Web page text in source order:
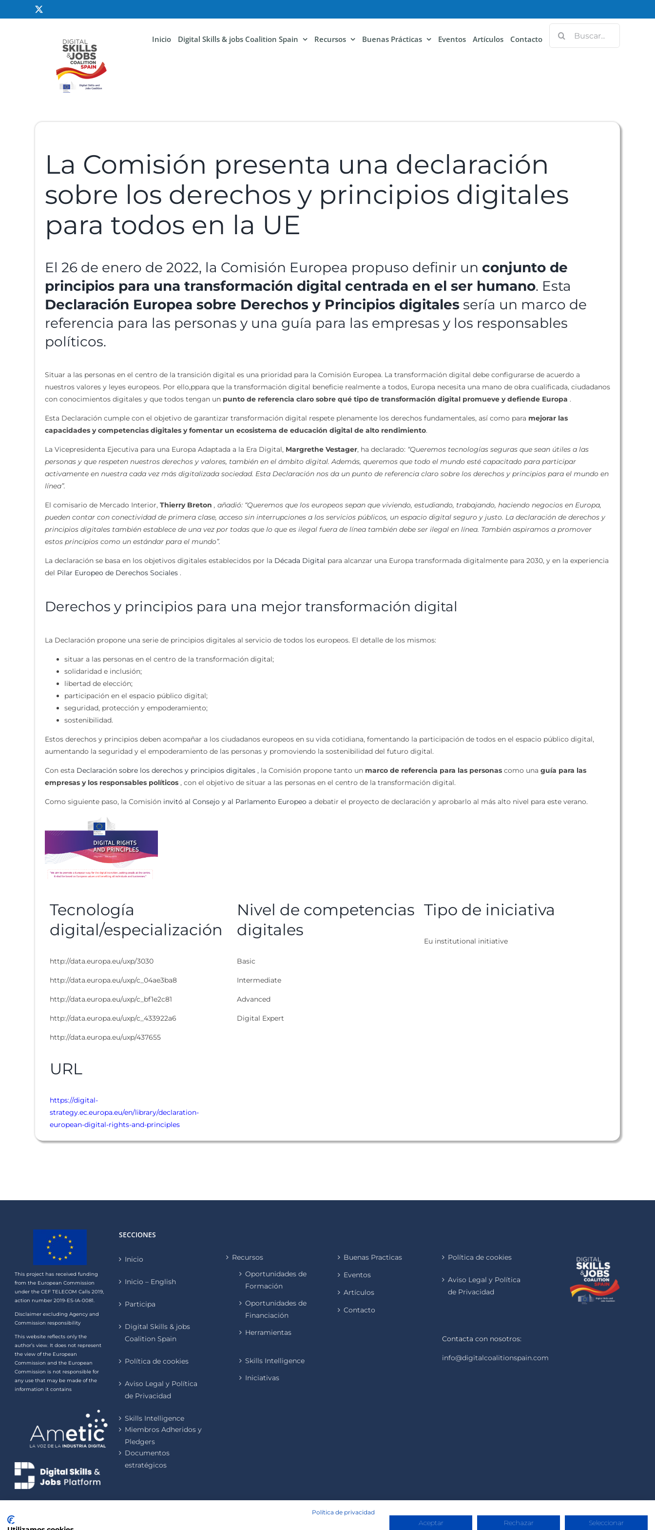
Inicio Digital Skills & jobs Coalition Spain Recursos Buenas Prácticas Eventos Artículos Contacto
La Comisión presenta una declaración
sobre los derechos y principios digitales
para todos en la UE
El 26 de enero de 2022, la Comisión Europea propuso definir un conjunto de
principios para una transformación digital centrada en el ser humano. Esta
Declaración Europea sobre Derechos y Principios digitales sería un marco de
referencia para las personas y una guía para las empresas y los responsables
políticos.
Situar a las personas en el centro de la transición digital es una prioridad para la Comisión Europea. La transformación digital debe configurarse de acuerdo a
nuestros valores y leyes europeos. Por ello,ppara que la transformación digital beneficie realmente a todos, Europa necesita una mano de obra cualificada, ciudadanos
con conocimientos digitales y que todos tengan un punto de referencia claro sobre qué tipo de transformación digital promueve y defiende Europa .
Esta Declaración cumple con el objetivo de garantizar transformación digital respete plenamente los derechos fundamentales, así como para mejorar las
capacidades y competencias digitales y fomentar un ecosistema de educación digital de alto rendimiento.
La Vicepresidenta Ejecutiva para una Europa Adaptada a la Era Digital, Margrethe Vestager, ha declarado: “Queremos tecnologías seguras que sean útiles a las
personas y que respeten nuestros derechos y valores, también en el ámbito digital. Además, queremos que todo el mundo esté capacitado para participar
activamente en nuestra cada vez más digitalizada sociedad. Esta Declaración nos da un punto de referencia claro sobre los derechos y principios para el mundo en
línea”.
El comisario de Mercado Interior, Thierry Breton , añadió: “Queremos que los europeos sepan que viviendo, estudiando, trabajando, haciendo negocios en Europa,
pueden contar con conectividad de primera clase, acceso sin interrupciones a los servicios públicos, un espacio digital seguro y justo. La declaración de derechos y
principios digitales también establece de una vez por todas que lo que es ilegal fuera de línea también debe ser ilegal en línea. También aspiramos a promover
estos principios como un estándar para el mundo”.
La declaración se basa en los objetivos digitales establecidos por la Década Digital para alcanzar una Europa transformada digitalmente para 2030, y en la experiencia
del Pilar Europeo de Derechos Sociales .
Derechos y principios para una mejor transformación digital
La Declaración propone una serie de principios digitales al servicio de todos los europeos. El detalle de los mismos:
situar a las personas en el centro de la transformación digital;
solidaridad e inclusión;
libertad de elección;
participación en el espacio público digital;
seguridad, protección y empoderamiento;
sostenibilidad.
Estos derechos y principios deben acompañar a los ciudadanos europeos en su vida cotidiana, fomentando la participación de todos en el espacio público digital,
aumentando la seguridad y el empoderamiento de las personas y promoviendo la sostenibilidad del futuro digital.
Con esta Declaración sobre los derechos y principios digitales , la Comisión propone tanto un marco de referencia para las personas como una guía para las
empresas y los responsables políticos , con el objetivo de situar a las personas en el centro de la transformación digital.
Como siguiente paso, la Comisión invitó al Consejo y al Parlamento Europeo a debatir el proyecto de declaración y aprobarlo al más alto nivel para este verano.
Tecnología
digital/especialización
http://data.europa.eu/uxp/3030
http://data.europa.eu/uxp/c_04ae3ba8
http://data.europa.eu/uxp/c_bf1e2c81
http://data.europa.eu/uxp/c_433922a6
http://data.europa.eu/uxp/437655
Nivel de competencias
digitales
Basic
Intermediate
Advanced
Digital Expert
Tipo de iniciativa
Eu institutional initiative
URL
https://digital-
strategy.ec.europa.eu/en/library/declaration-
european-digital-rights-and-principles
This project has received funding
from the European Commission
under the CEF TELECOM Calls 2019,
action number 2019-ES-IA-0081.
Disclaimer excluding Agency and
Commission responsibility
This website reflects only the
author’s view. It does not represent
the view of the European
Commission and the European
Commission is not responsible for
any use that may be made of the
information it contains
SECCIONES
Inicio
Inicio – English
Participa
Digital Skills & jobs
Coalition Spain
Política de cookies
Aviso Legal y Política
de Privacidad
Skills Intelligence
Miembros Adheridos y
Pledgers
Documentos
estratégicos
Recursos
Oportunidades de
Formación
Oportunidades de
Financiación
Herramientas
Skills Intelligence
Iniciativas
Buenas Practicas
Eventos
Artículos
Contacto
Política de cookies
Aviso Legal y Política
de Privacidad
Contacta con nosotros:
info@digitalcoalitionspain.com
Política de privacidad
Aceptar Rechazar Seleccionar